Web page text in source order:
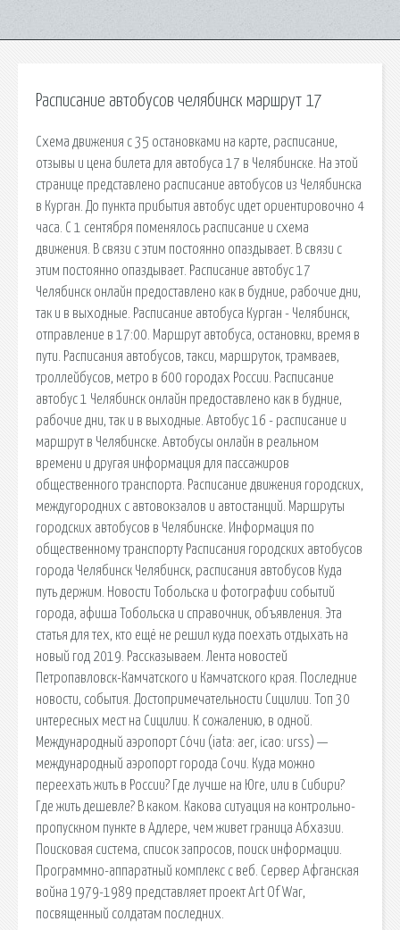
Расписание автобусов челябинск маршрут 17
Схема движения с 35 остановками на карте, расписание,
отзывы и цена билета для автобуса 17 в Челябинске. На этой
странице представлено расписание автобусов из Челябинска
в Курган. До пункта прибытия автобус идет ориентировочно 4
часа. С 1 сентября поменялось расписание и схема
движения. В связи с этим постоянно опаздывает. В связи с
этим постоянно опаздывает. Расписание автобус 17
Челябинск онлайн предоставлено как в будние, рабочие дни,
так и в выходные. Расписание автобуса Курган - Челябинск,
отправление в 17:00. Маршрут автобуса, остановки, время в
пути. Расписания автобусов, такси, маршруток, трамваев,
троллейбусов, метро в 600 городах России. Расписание
автобус 1 Челябинск онлайн предоставлено как в будние,
рабочие дни, так и в выходные. Автобус 16 - расписание и
маршрут в Челябинске. Автобусы онлайн в реальном
времени и другая информация для пассажиров
общественного транспорта. Расписание движения городских,
междугородних с автовокзалов и автостанций. Маршруты
городских автобусов в Челябинске. Информация по
общественному транспорту Расписания городских автобусов
города Челябинск Челябинск, расписания автобусов Куда
путь держим. Новости Тобольска и фотографии событий
города, афиша Тобольска и справочник, объявления. Эта
статья для тех, кто ещё не решил куда поехать отдыхать на
новый год 2019. Рассказываем. Лента новостей
Петропавловск-Камчатского и Камчатского края. Последние
новости, события. Достопримечательности Сицилии. Топ 30
интересных мест на Сицилии. К сожалению, в одной.
Международный аэропорт Со́чи (iata: aer, icao: urss) —
международный аэропорт города Сочи. Куда можно
переехать жить в России? Где лучше на Юге, или в Сибири?
Где жить дешевле? В каком. Какова ситуация на контрольно-
пропускном пункте в Адлере, чем живет граница Абхазии.
Поисковая сиcтема, список запросов, поиск информации.
Программно-аппаратный комплекс с веб. Сервер Афганская
война 1979-1989 представляет проект Art Of War,
посвященный солдатам последних.